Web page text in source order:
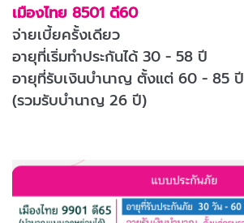
เมืองไทย 8501 ดี60
จ่ายเบี้ยครั้งเดียว
อายุที่เริ่มทำประกันได้ 30 - 58 ปี
อายุที่รับเงินบำนาญ ตั้งแต่ 60 - 85 ปี
(รวมรับบำนาญ 26 ปี)